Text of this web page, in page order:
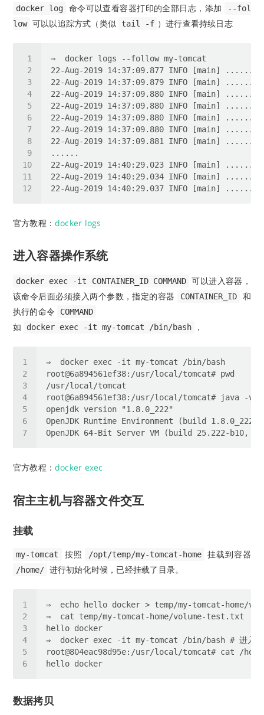
docker log 命令可以查看容器打印的全部日志，添加
--fol
low 可以以追踪方式（类似 tail -f ）进行查看持续日志
官方教程：docker logs
进入容器操作系统
docker exec -it CONTAINER_ID COMMAND 可以进入容器，
该命令后面必须接入两个参数，指定的容器
CONTAINER_ID
和
执行的命令
COMMAND
如 docker exec -it my-tomcat /bin/bash ，
官方教程：docker exec
宿主主机与容器文件交互
挂载
my-tomcat 按照 /opt/temp/my-tomcat-home 挂载到容器
/home/ 进行初始化时候，已经挂载了目录。
数据拷贝